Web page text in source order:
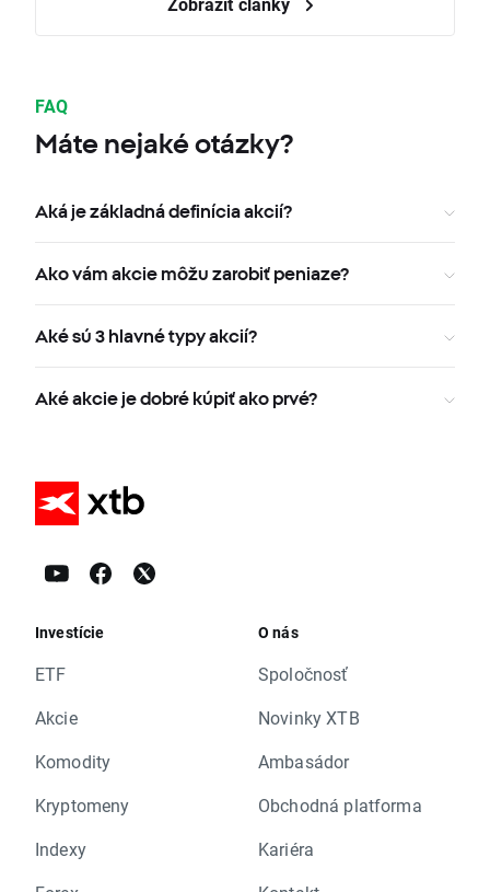
FAQ
Máte nejaké otázky?
Aká je základná definícia akcií?
Ako vám akcie môžu zarobiť peniaze?
Aké sú 3 hlavné typy akcií?
Aké akcie je dobré kúpiť ako prvé?
Investície
ETF
Akcie
Komodity
Kryptomeny
Indexy
O nás
Spoločnosť
Novinky XTB
Ambasádor
Obchodná platforma
Kariéra